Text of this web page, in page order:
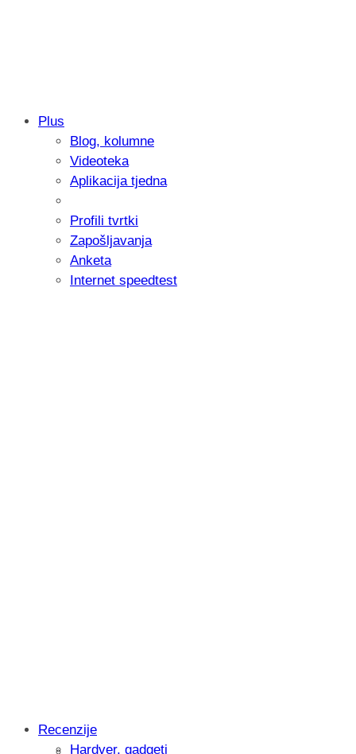
Samsung otkrio kako je nastajala
donijelo tanje i izdržljivije preklopne
Plus
Blog, kolumne
Videoteka
Aplikacija tjedna
Profili tvrtki
Zapošljavanja
Anketa
Internet speedtest
Recenzije
Hardver, gadgeti